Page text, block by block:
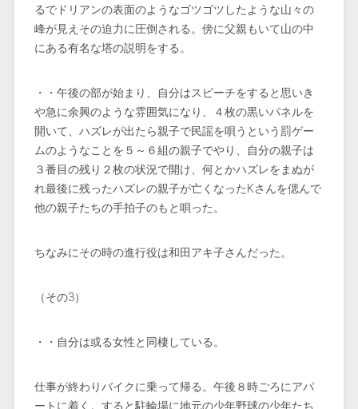
るでドリアンの表面のようなゴツゴツしたような山々の
峰が見えその迫力に圧倒される。傍に父親もいて山の中
にある有名な塔の説明をする。
・・午後の部が始まり、自分はスピーチをすると思いき
や急に余興のような雰囲気になり、４枚の黒いパネルを
開いて、ハズレが出たら親子で民謡を唄うという罰ゲー
ムのようなことを５～６組の親子でやり、自分の親子は
３番目の残り２枚の状況で開け、何とかハズレをまぬが
れ最後に残ったハズレの親子が亡くなったKさんを偲んで
他の親子たちの手拍子のもと唄った。
ちなみにその時の進行役は和田アキ子さんだった。
（その3）
・・自分は或る女性と同棲している。
仕事が終わりバイクに乗って帰る。午後８時ごろにアパ
ートに着く。すると駐輪場に地元の少年野球の少年たち